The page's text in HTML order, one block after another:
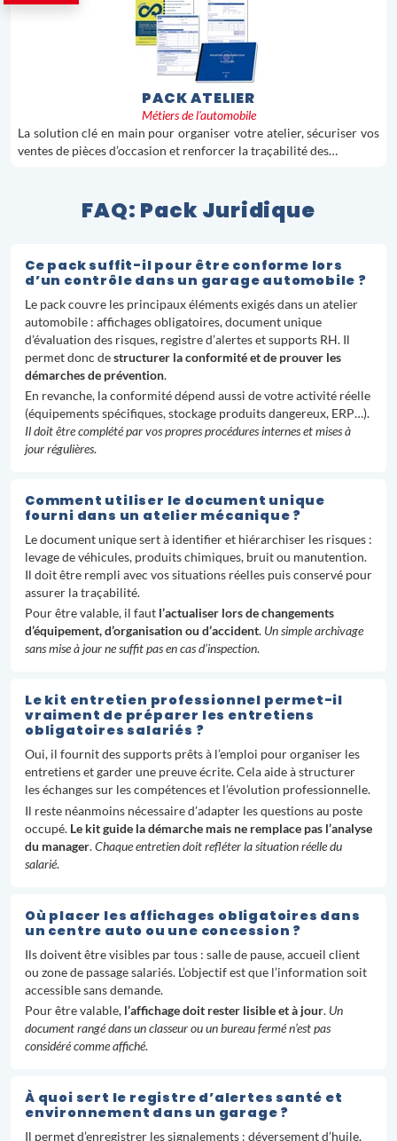
PACK ATELIER
Métiers de l'automobile
La solution clé en main pour organiser votre atelier, sécuriser vos
ventes de pièces d’occasion et renforcer la traçabilité des…
FAQ: Pack Juridique
Ce pack suffit-il pour être conforme lors
d’un contrôle dans un garage automobile ?
Le pack couvre les principaux éléments exigés dans un atelier
automobile : affichages obligatoires, document unique
d’évaluation des risques, registre d’alertes et supports RH. Il
permet donc destructurer la conformité et de prouver les
démarches de prévention.
En revanche, la conformité dépend aussi de votre activité réelle
(équipements spécifiques, stockage produits dangereux, ERP…).
Il doit être complété par vos propres procédures internes et mises à
jour régulières.
Comment utiliser le document unique
fourni dans un atelier mécanique ?
Le document unique sert à identifier et hiérarchiser les risques :
levage de véhicules, produits chimiques, bruit ou manutention.
Il doit être rempli avec vos situations réelles puis conservé pour
assurer la traçabilité.
Pour être valable, il faut l’actualiser lors de changements
d’équipement, d’organisation ou d’accident. Un simple archivage
sans mise à jour ne suffit pas en cas d’inspection.
Le kit entretien professionnel permet-il
vraiment de préparer les entretiens
obligatoires salariés ?
Oui, il fournit des supports prêts à l’emploi pour organiser les
entretiens et garder une preuve écrite. Cela aide à structurer
les échanges sur les compétences et l’évolution professionnelle.
Il reste néanmoins nécessaire d’adapter les questions au poste
occupé. Le kit guide la démarche mais ne remplace pas l’analyse
du manager.Chaque entretien doit refléter la situation réelle du
salarié.
Où placer les affichages obligatoires dans
un centre auto ou une concession ?
Ils doivent être visibles par tous : salle de pause, accueil client
ou zone de passage salariés. L’objectif est que l’information soit
accessible sans demande.
Pour être valable, l’affichage doit rester lisible et à jour. Un
document rangé dans un classeur ou un bureau fermé n’est pas
considéré comme affiché.
À quoi sert le registre d’alertes santé et
environnement dans un garage ?
Il permet d’enregistrer les signalements : déversement d’huile,